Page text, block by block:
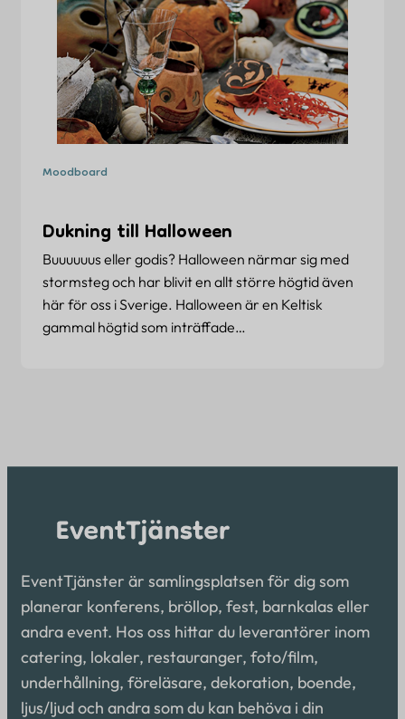
Moodboard
Dukning till Halloween
Buuuuuus eller godis? Halloween närmar sig med
stormsteg och har blivit en allt större högtid även
här för oss i Sverige. Halloween är en Keltisk
gammal högtid som inträffade…
EventTjänster är samlingsplatsen för dig som
planerar konferens, bröllop, fest, barnkalas eller
andra event. Hos oss hittar du leverantörer inom
catering, lokaler, restauranger, foto/film,
underhållning, föreläsare, dekoration, boende,
ljus/ljud och andra som du kan behöva i din